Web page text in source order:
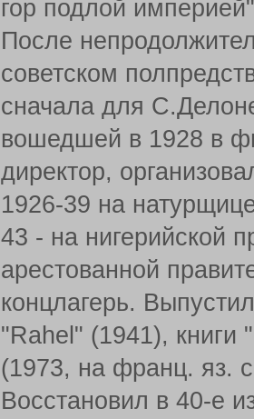
гор подлой
После
советском
сначала для
вошедшей в 1928 в
директор,
1926-39 на
43 - на нигерийской
арестованной
концлагерь.
"Rahel" (1941),
(1973, на франц. яз.
Восстановил в 40-е